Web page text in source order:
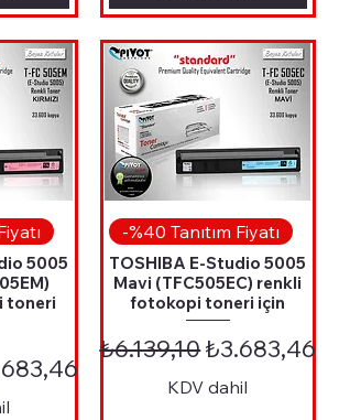
5005
toneri
Fiyat
Hızlı Bakış
-%40 Tanıtım Fiyatı
TOSHIBA E-Studio 5005
Mavi (TFC505EC) renkli
fotokopi toneri için
Normal Fiyat
₺6.139,10İndirimli
₺3.683,46
KDV dahil